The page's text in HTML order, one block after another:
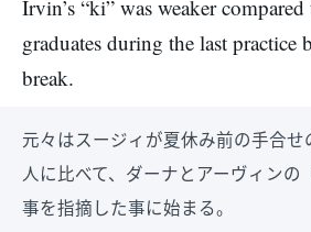
Irvin’s “ki” was weaker
graduates during the last practice
break.
元々はスージィが夏休み前の手合
人に比べて、ダーナとアーヴィンの
事を指摘した事に始まる。